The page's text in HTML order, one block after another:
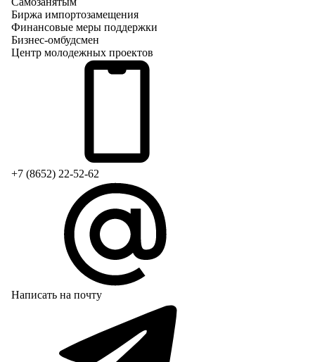
Биржа импортозамещения
Финансовые меры поддержки
Бизнес-омбудсмен
Центр молодежных проектов
+7 (8652) 22-52-62
Написать на почту